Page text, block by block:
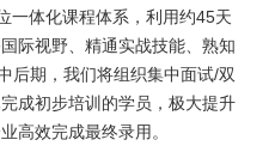
一体化课程体系，利用约45天
际视野、精通实战技能、熟知
后期，我们将组织集中面试/双
成初步培训的学员，极大提升
高效完成最终录用。